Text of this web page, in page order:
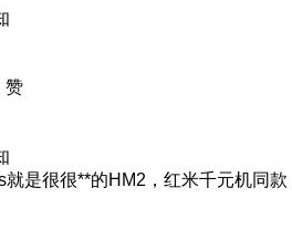
赞
是很很**的HM2，红米千元机同款